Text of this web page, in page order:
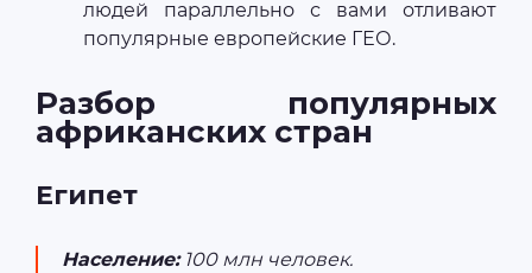
людей параллельно с вами отливают
популярные европейские ГЕО.
Разбор популярных
африканских стран
Египет
Население:100 млн человек.